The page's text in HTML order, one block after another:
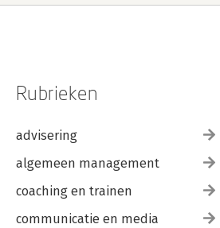
Rubrieken
advisering
algemeen management
coaching en trainen
communicatie en media